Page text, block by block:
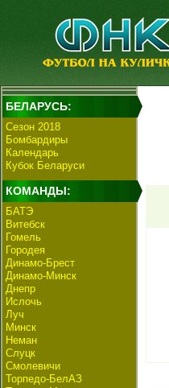
БЕЛАРУСЬ:
Сезон 2018
Бомбардиры
Календарь
Кубок Беларуси
КОМАНДЫ:
БАТЭ
Витебск
Гомель
Городея
Динамо-Брест
Динамо-Минск
Днепр
Ислочь
Луч
Минск
Неман
Слуцк
Смолевичи
Торпедо-БелАЗ